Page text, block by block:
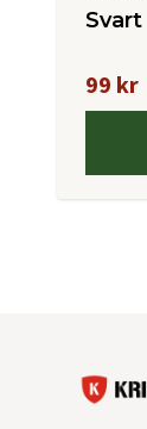
Svart
99 kr